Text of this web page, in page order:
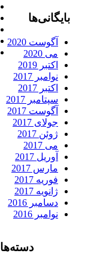
بایگانی‌ها
آگوست 2020
می 2020
اکتبر 2019
نوامبر 2017
اکتبر 2017
سپتامبر 2017
آگوست 2017
جولای 2017
ژوئن 2017
می 2017
آوریل 2017
مارس 2017
فوریه 2017
ژانویه 2017
دسامبر 2016
نوامبر 2016
دسته‌ها